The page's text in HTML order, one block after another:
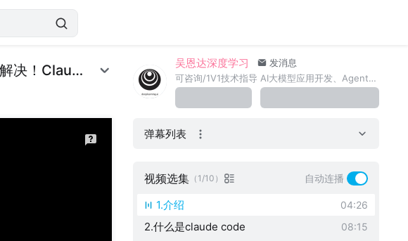
【吴恩达】2025年公认最好的【Claude Code】教程！大模型入门到进阶，一套全解决！Claude Code探索-测试-重构-调试代码库—附带课件代码 吴恩达深度学习
发消息
可咨询/1V1技术指导 AI大模型应用开发、Agent智能体开发、AI产品经理、具身机器人二次开发（在职赋能、转行就业）
弹幕列表
视频选集 （1/10） 自动连播
1.介绍 04:26
2.什么是claude code 08:15